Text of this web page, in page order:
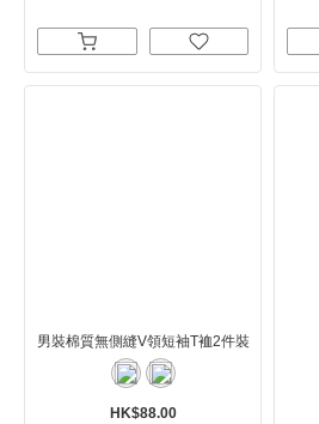
男裝棉質無側縫V領短袖T裇2件裝
HK$88.00